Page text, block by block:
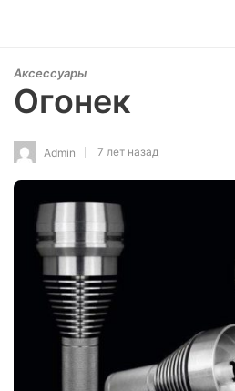
Аксессуары
Огонек
Admin 7 лет назад